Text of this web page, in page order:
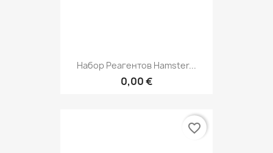
Набор Реагентов Hamster...
0,00 €
favorite_border